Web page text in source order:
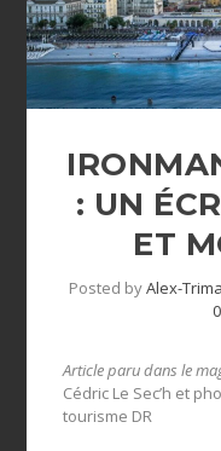
: UN
ET
Posted byAlex-
0
Article paru dans le
Cédric Le Sec’h et
tourisme DR